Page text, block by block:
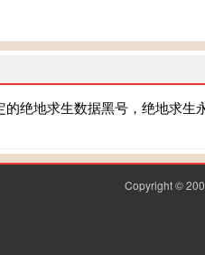
绝地求生数据黑号，绝地求
Copyright ©